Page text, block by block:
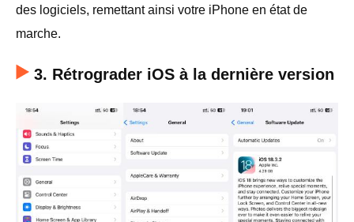
des logiciels, remettant ainsi votre iPhone en état de
marche.
3. Rétrograder iOS à la dernière version